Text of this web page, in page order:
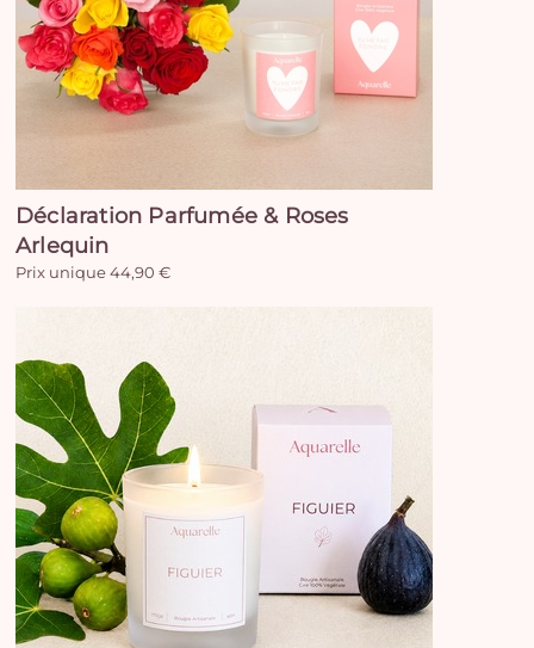
Déclaration Parfumée & Roses
Arlequin
Prix unique 44,90 €